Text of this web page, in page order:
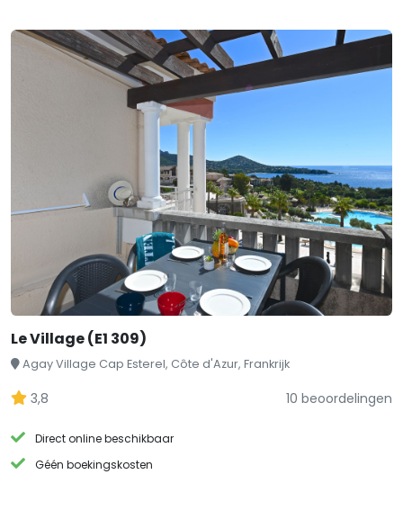
Le Village (E1 309)
Agay Village Cap Esterel, Côte d'Azur, Frankrijk
3,8 10 beoordelingen
Direct online beschikbaar
Géén boekingskosten